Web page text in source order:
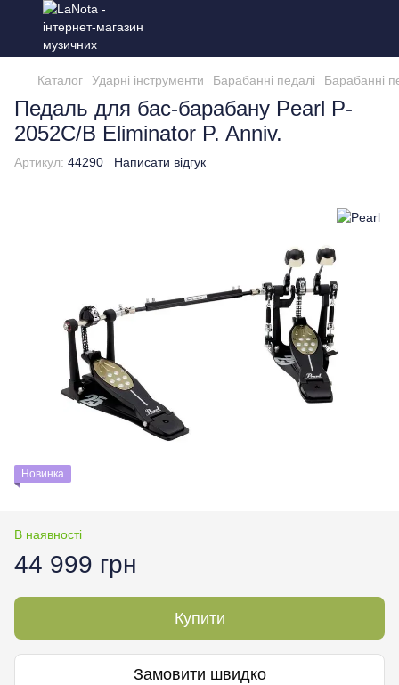
Каталог Ударні інструменти Барабанні педалі Барабанні
Педаль для бас-барабану Pearl P-
2052C/B Eliminator P. Anniv.
Артикул: 44290 Написати відгук
Новинка
В наявності
44 999 грн
Купити
Замовити швидко